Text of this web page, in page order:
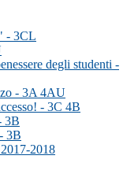
- 3CL
degli studenti -
- 3A 4AU
- 3C 4B
3B
3B
2018